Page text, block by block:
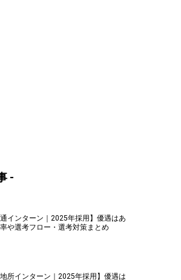
-
通インターン｜2025年採用】優遇はあ
や選考フロー・選考対策まとめ
地所インターン｜2025年採用】優遇は